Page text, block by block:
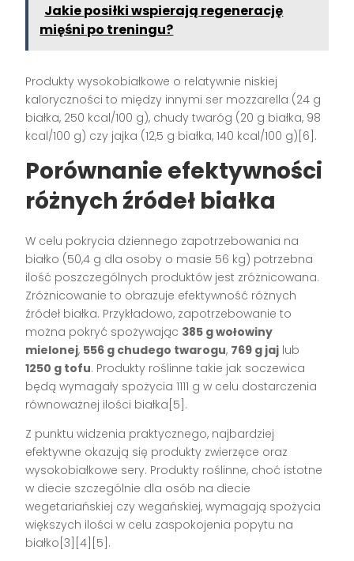
Jakie posiłki wspierają regenerację
mięśni po treningu?
Produkty wysokobiałkowe o relatywnie niskiej
kaloryczności to między innymi ser mozzarella (24 g
białka, 250 kcal/100 g), chudy twaróg (20 g białka, 98
kcal/100 g) czy jajka (12,5 g białka, 140 kcal/100 g)[6].
Porównanie efektywności
różnych źródeł białka
W celu pokrycia dziennego zapotrzebowania na
białko (50,4 g dla osoby o masie 56 kg) potrzebna
ilość poszczególnych produktów jest zróżnicowana.
Zróżnicowanie to obrazuje efektywność różnych
źródeł białka. Przykładowo, zapotrzebowanie to
można pokryć spożywając 385 g wołowiny
mielonej, 556 g chudego twarogu, 769 g jaj lub
1250 g tofu. Produkty roślinne takie jak soczewica
będą wymagały spożycia 1111 g w celu dostarczenia
równoważnej ilości białka[5].
Z punktu widzenia praktycznego, najbardziej
efektywne okazują się produkty zwierzęce oraz
wysokobiałkowe sery. Produkty roślinne, choć istotne
w diecie szczególnie dla osób na diecie
wegetariańskiej czy wegańskiej, wymagają spożycia
większych ilości w celu zaspokojenia popytu na
białko[3][4][5].